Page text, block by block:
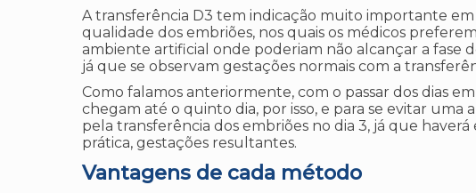
A transferência D3 tem indicação muito importante
qualidade dos embriões, nos quais os médicos
ambiente artificial onde poderiam não alcançar a fase
já que se observam gestações normais com a
Como falamos anteriormente, com o passar dos dias
chegam até o quinto dia, por isso, e para se evitar uma
pela transferência dos embriões no dia 3, já que
prática, gestações resultantes.
Vantagens de cada método